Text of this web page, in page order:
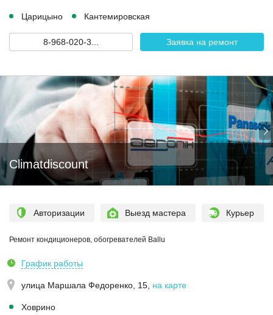
Царицыно Кантемировская
8-968-020-3... Заявка на ремонт
Climatdiscount
Авторизации Выезд мастера Курьер
Ремонт кондиционеров, обогревателей Ballu
График работы
улица Маршала Федоренко, 15 на карте
Ховрино